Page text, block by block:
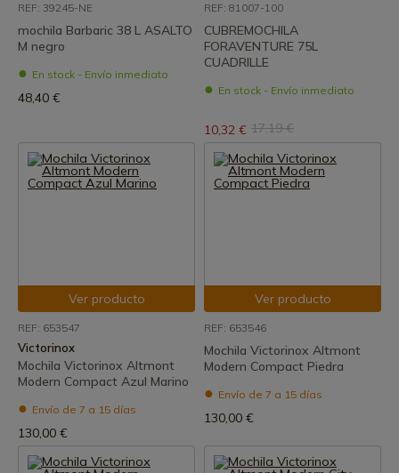
REF: 39245-NE
mochila Barbaric 38 L ASALTO
M negro
En stock - Envío inmediato
48,40 €
REF: 81007-100
CUBREMOCHILA
FORAVENTURE 75L
CUADRILLE
En stock - Envío inmediato
10,32 € 17,19 €
Ver producto
REF: 653547
Victorinox
Mochila Victorinox Altmont
Modern Compact Azul Marino
Envío de 7 a 15 días
130,00 €
Ver producto
REF: 653546
Mochila Victorinox Altmont
Modern Compact Piedra
Envío de 7 a 15 días
130,00 €